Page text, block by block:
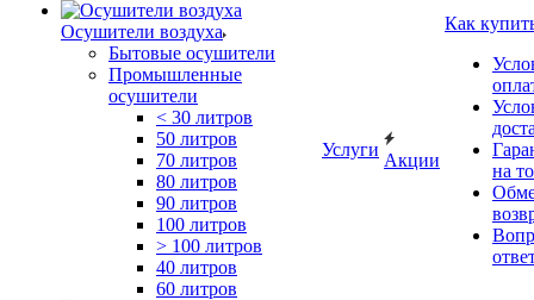
Осушители воздуха
Бытовые осушители
Промышленные
осушители
< 30 литров
50 литров
70 литров
80 литров
90 литров
100 литров
> 100 литров
40 литров
60 литров
Услуги
Акции
Как
на